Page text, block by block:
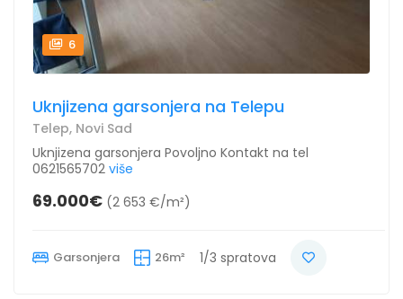
6
Uknjizena garsonjera na Telepu
Telep, Novi Sad
Uknjizena garsonjera Povoljno Kontakt na tel
0621565702 više
69.000€ (2 653 €/m²)
Garsonjera 26m² 1/3 spratova